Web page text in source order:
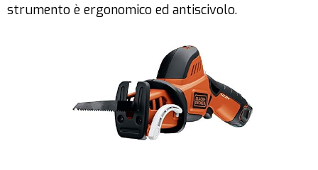
strumento è ergonomico ed antiscivolo.